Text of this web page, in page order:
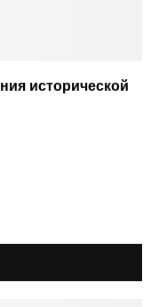
исторической